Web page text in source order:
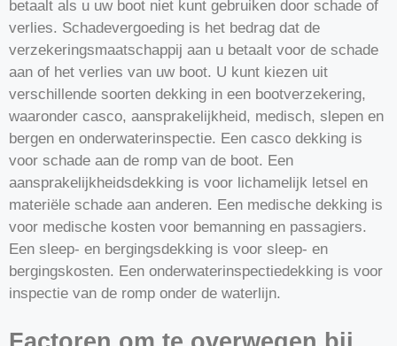
betaalt als u uw boot niet kunt gebruiken door schade of
verlies. Schadevergoeding is het bedrag dat de
verzekeringsmaatschappij aan u betaalt voor de schade
aan of het verlies van uw boot. U kunt kiezen uit
verschillende soorten dekking in een bootverzekering,
waaronder casco, aansprakelijkheid, medisch, slepen en
bergen en onderwaterinspectie. Een casco dekking is
voor schade aan de romp van de boot. Een
aansprakelijkheidsdekking is voor lichamelijk letsel en
materiële schade aan anderen. Een medische dekking is
voor medische kosten voor bemanning en passagiers.
Een sleep- en bergingsdekking is voor sleep- en
bergingskosten. Een onderwaterinspectiedekking is voor
inspectie van de romp onder de waterlijn.